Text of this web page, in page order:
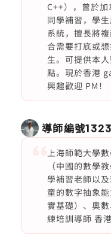
C++），曾於
同學補習，學
系統，擅長將
合需要打底或
生。可提供本
點。現於香港
興趣歡迎 PM！
導師編號
上海師範大學
（中國的數學
學補習老師以
童的數字抽象
實基礎）、奧
練培訓導師 香